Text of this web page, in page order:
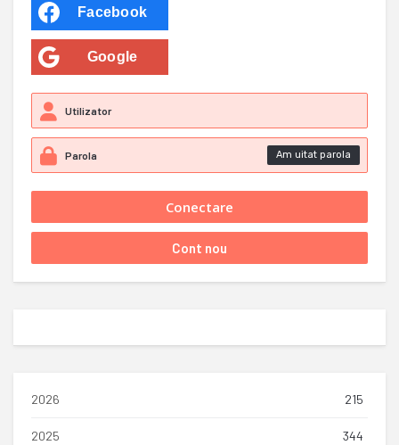
Facebook
Google
Am uitat parola
2026 215
2025 344